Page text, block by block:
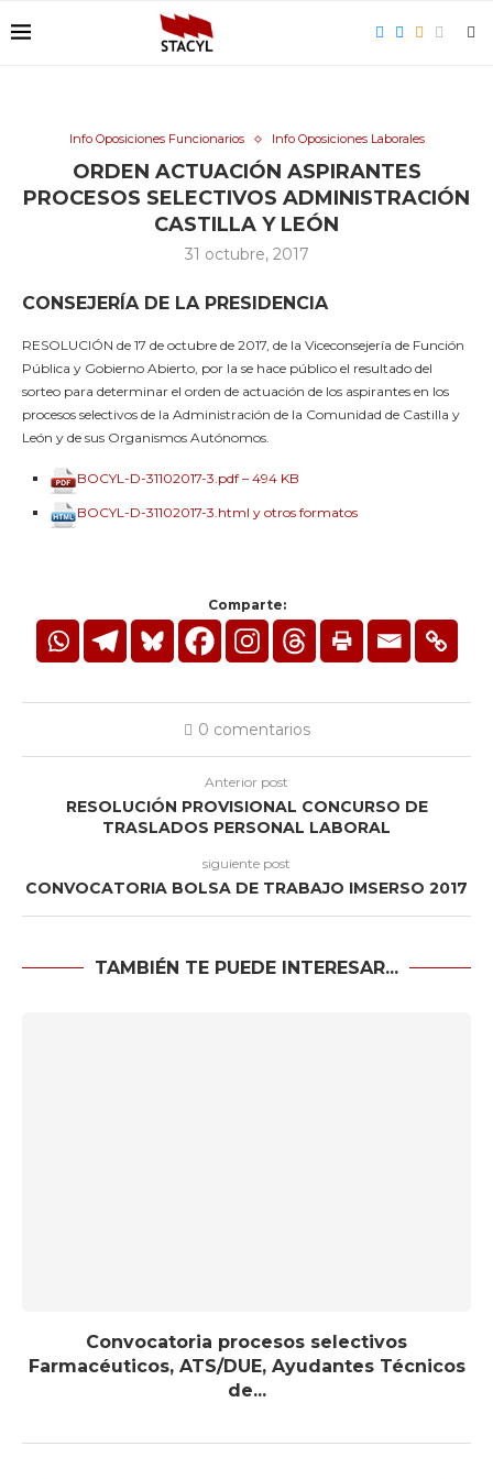
Info Oposiciones Funcionarios Info Oposiciones Laborales
ORDEN ACTUACIÓN ASPIRANTES
PROCESOS SELECTIVOS ADMINISTRACIÓN
CASTILLA Y LEÓN
31 octubre, 2017
CONSEJERÍA DE LA PRESIDENCIA
RESOLUCIÓN de 17 de octubre de 2017, de la Viceconsejería de Función
Pública y Gobierno Abierto, por la se hace público el resultado del
sorteo para determinar el orden de actuación de los aspirantes en los
procesos selectivos de la Administración de la Comunidad de Castilla y
León y de sus Organismos Autónomos.
BOCYL-D-31102017-3.pdf – 494 KB
BOCYL-D-31102017-3.html y otros formatos
Comparte:
0 comentarios
Anterior post
RESOLUCIÓN PROVISIONAL CONCURSO DE
TRASLADOS PERSONAL LABORAL
siguiente post
CONVOCATORIA BOLSA DE TRABAJO IMSERSO 2017
TAMBIÉN TE PUEDE INTERESAR...
Convocatoria procesos selectivos
Farmacéuticos, ATS/DUE, Ayudantes Técnicos
de...